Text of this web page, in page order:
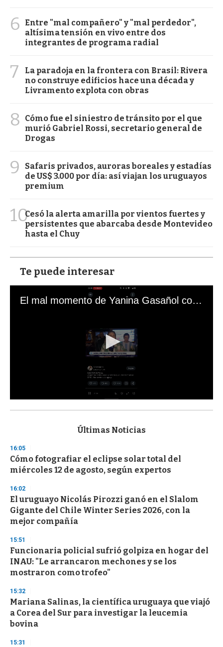
6
Entre "mal compañero" y "mal perdedor",
altísima tensión en vivo entre dos
integrantes de programa radial
7
La paradoja en la frontera con Brasil: Rivera
no construye edificios hace una década y
Livramento explota con obras
8
Cómo fue el siniestro de tránsito por el que
murió Gabriel Rossi, secretario general de
Drogas
9
Safaris privados, auroras boreales y estadías
de US$ 3.000 por día: así viajan los uruguayos
premium
10Cesó la alerta amarilla por vientos fuertes y
persistentes que abarcaba desde Montevideo
hasta el Chuy
Te puede interesar
El mal momento de Yanina Gasañol con un hincha argentino en "Subrayado"
s
d
s
o
f
3
s
e
c
o
d
s
Últimas Noticias
16:05
Cómo fotografiar el eclipse solar total del
miércoles 12 de agosto, según expertos
16:02
El uruguayo Nicolás Pirozzi ganó en el Slalom
Gigante del Chile Winter Series 2026, con la
mejor compañía
15:51
Funcionaria policial sufrió golpiza en hogar del
INAU: "Le arrancaron mechones y se los
mostraron como trofeo"
15:32
Mariana Salinas, la científica uruguaya que viajó
a Corea del Sur para investigar la leucemia
bovina
15:31